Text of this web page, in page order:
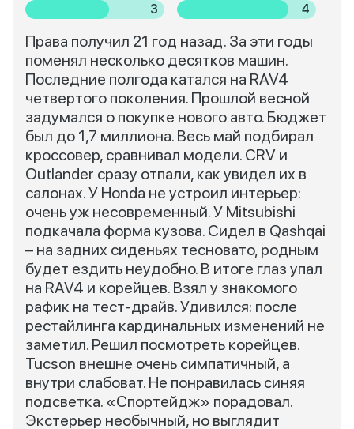
3 4
Права получил 21 год назад. За эти годы
поменял несколько десятков машин.
Последние полгода катался на RAV4
четвертого поколения. Прошлой весной
задумался о покупке нового авто. Бюджет
был до 1,7 миллиона. Весь май подбирал
кроссовер, сравнивал модели. CRV и
Outlander сразу отпали, как увидел их в
салонах. У Honda не устроил интерьер:
очень уж несовременный. У Mitsubishi
подкачала форма кузова. Сидел в Qashqai
– на задних сиденьях тесновато, родным
будет ездить неудобно. В итоге глаз упал
на RAV4 и корейцев. Взял у знакомого
рафик на тест-драйв. Удивился: после
рестайлинга кардинальных изменений не
заметил. Решил посмотреть корейцев.
Tucson внешне очень симпатичный, а
внутри слабоват. Не понравилась синяя
подсветка. «Спортейдж» порадовал.
Экстерьер необычный, но выглядит